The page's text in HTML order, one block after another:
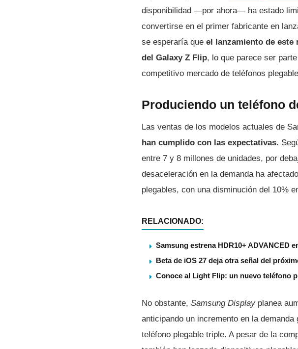
disponibilidad —por ahora— ha estado
convertirse en el primer fabricante en
se esperaría que el lanzamiento de este
del Galaxy Z Flip, lo que parece ser
competitivo mercado de teléfonos
Produciendo un teléfono
Las ventas de los modelos actuales de
han cumplido con las expectativas.
entre 7 y 8 millones de unidades, por
desaceleración en la demanda ha
plegables, con una disminución del 10%
RELACIONADO:
Samsung estrena HDR10+ ADVANCED
Beta de iOS 27 deja otra señal del
Conoce al Light Flip: un nuevo teléfono
No obstante, Samsung Display planea
anticipando un incremento en la
teléfono plegable triple. A pesar de la